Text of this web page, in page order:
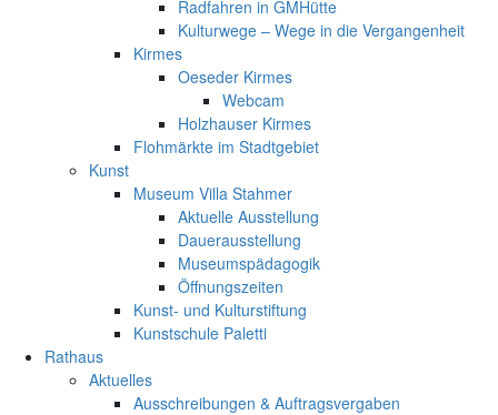
Radfahren in GMHütte
Kulturwege – Wege in die Vergangenheit
Kirmes
Oeseder Kirmes
Webcam
Holzhauser Kirmes
Flohmärkte im Stadtgebiet
Kunst
Museum Villa Stahmer
Aktuelle Ausstellung
Dauerausstellung
Museumspädagogik
Öffnungszeiten
Kunst- und Kulturstiftung
Kunstschule Paletti
Rathaus
Aktuelles
Ausschreibungen & Auftragsvergaben